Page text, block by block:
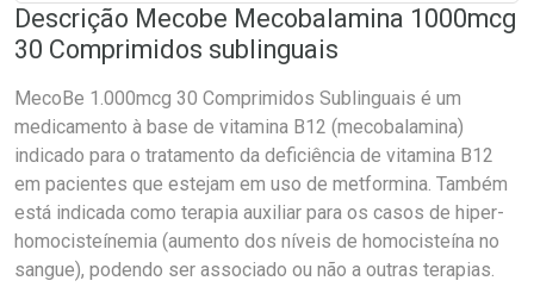
Descrição Mecobe Mecobalamina 1000mcg
30 Comprimidos sublinguais
MecoBe 1.000mcg 30 Comprimidos Sublinguais é um
medicamento à base de vitamina B12 (mecobalamina)
indicado para o tratamento da deficiência de vitamina B12
em pacientes que estejam em uso de metformina. Também
está indicada como terapia auxiliar para os casos de hiper-
homocisteínemia (aumento dos níveis de homocisteína no
sangue), podendo ser associado ou não a outras terapias.